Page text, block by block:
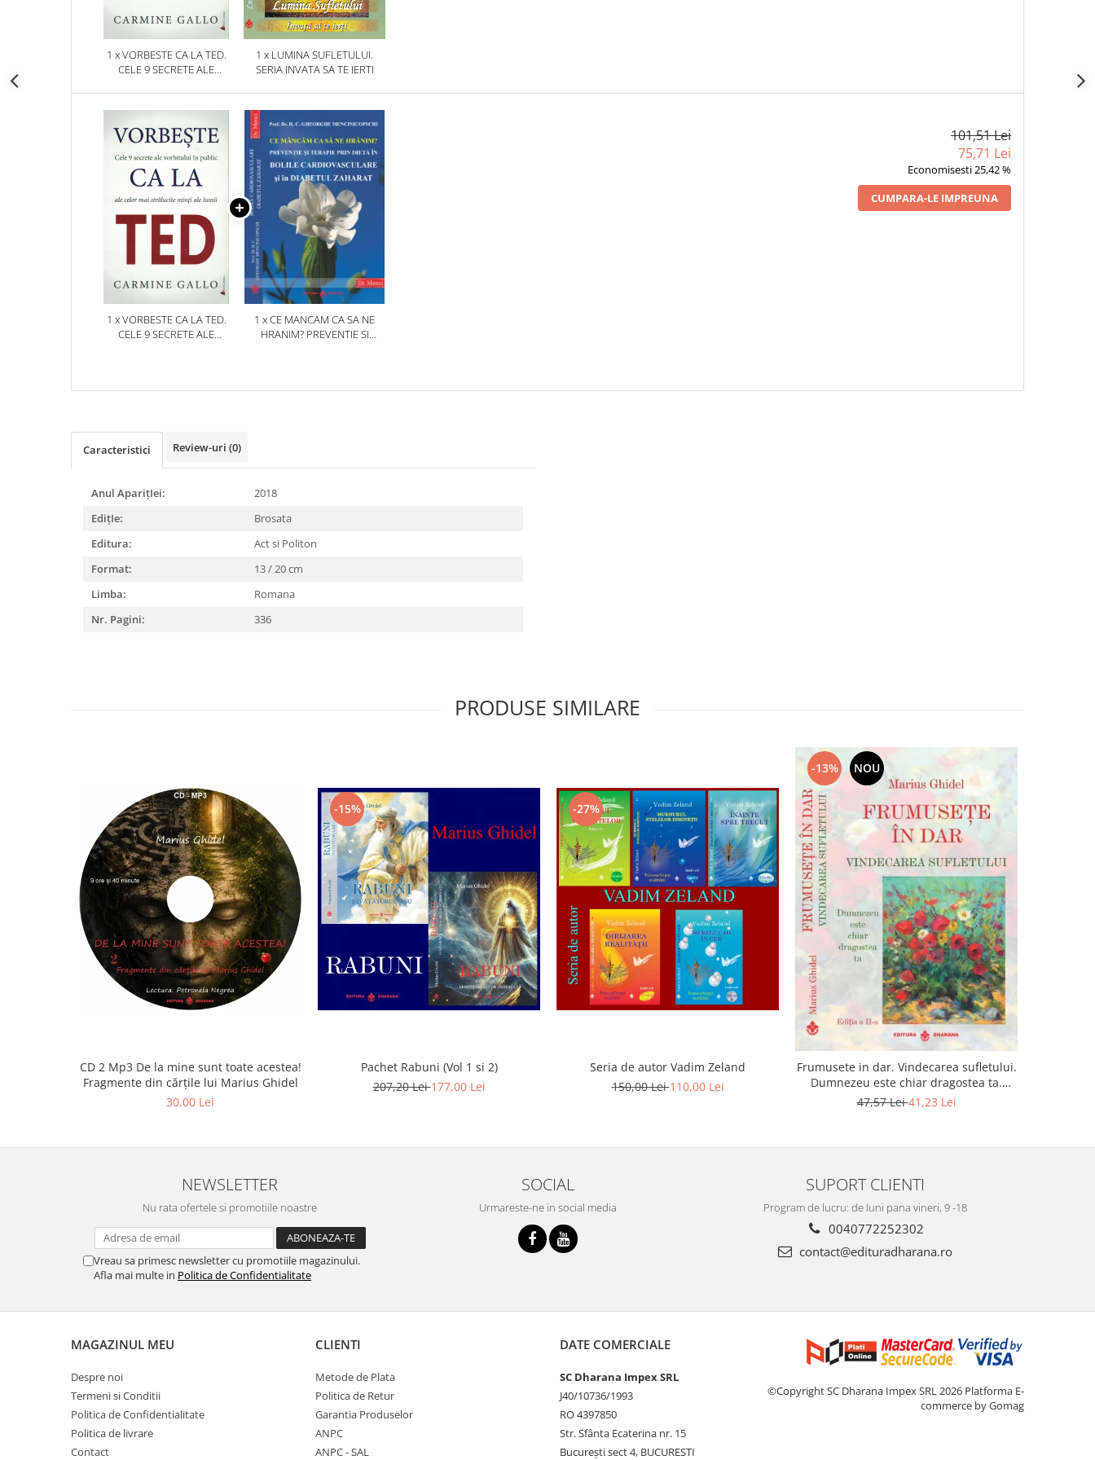
1 x VORBESTE CA LA TED.
CELE 9 SECRETE ALE
CELOR MAI STRALUCITE MINTI
ALE LUMII
1 x LUMINA SUFLETULUI.
SERIA INVATA SA TE IERTI
1 x VORBESTE CA LA TED.
CELE 9 SECRETE ALE
1 x CE MANCAM CA SA NE
HRANIM? PREVENTIE SI
101,51 Lei
75,71 Lei
Economisesti 25,42 %
CUMPARA-LE IMPREUNA
Caracteristici Review-uri (0)
Anul AparițIei:
2018
EdițIe:
Brosata
Editura:
Act si Politon
Format:
13 / 20 cm
Limba:
Romana
Nr. Pagini:
336
PRODUSE SIMILARE
CD 2 Mp3 De la mine sunt toate acestea!
Fragmente din cărțile lui Marius Ghidel
30,00 Lei
-15%
Pachet Rabuni (Vol 1 si 2)
207,20 Lei177,00 Lei
-27%
Seria de autor Vadim Zeland
150,00 Lei110,00 Lei
-13% NOU
Frumusete in dar. Vindecarea sufletului.
Dumnezeu este chiar dragostea ta.
Editia a 2-a
47,57 Lei41,23 Lei
NEWSLETTER
Nu rata ofertele si promotiile noastre
Vreau sa primesc newsletter cu promotiile magazinului.
Afla mai multe in Politica de Confidentialitate
SOCIAL
Urmareste-ne in social media
SUPORT CLIENTI
Program de lucru: de luni pana vineri, 9 -18
0040772252302
contact@edituradharana.ro
MAGAZINUL MEU
Despre noi
Termeni si Conditii
Politica de Confidentialitate
Politica de livrare
Contact
CLIENTI
Metode de Plata
Politica de Retur
Garantia Produselor
ANPC
ANPC - SAL
DATE COMERCIALE
SC Dharana Impex SRL
J40/10736/1993
RO 4397850
Str. Sfânta Ecaterina nr. 15
București sect 4, BUCURESTI
©Copyright SC Dharana Impex SRL 2026 Platforma E-
commerce by Gomag